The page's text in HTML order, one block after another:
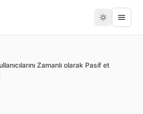
Zamanlı olarak Pasif et